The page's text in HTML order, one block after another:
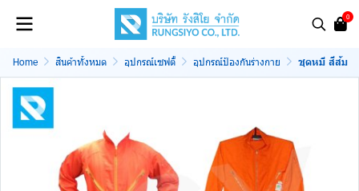
0
Home สินค้าทั้งหมด อุปกรณ์เซฟตี้ อุปกรณ์ป้องกันร่างกาย ชุดหมี สีส้ม